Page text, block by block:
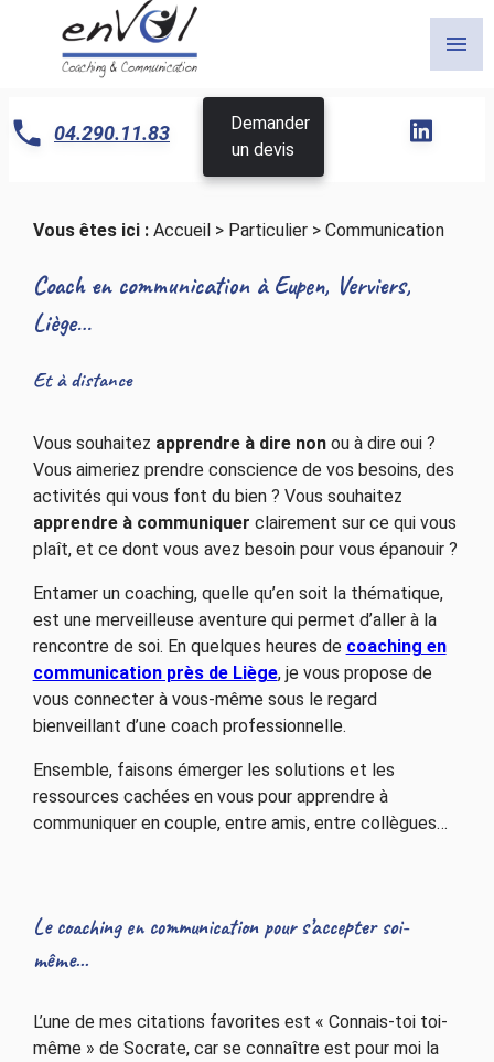
menu
04.290.11.83
Demander
un devis
Vous êtes ici : Accueil> Particulier> Communication
Coach en communication à Eupen, Verviers,
Liège…
Et à distance
Vous souhaitez apprendre à dire nonou à dire oui ?
Vous aimeriez prendre conscience de vos besoins, des
activités qui vous font du bien ? Vous souhaitez
apprendre à communiquer clairement sur ce qui vous
plaît, et ce dont vous avez besoin pour vous épanouir ?
Entamer un coaching, quelle qu’en soit la thématique,
est une merveilleuse aventure qui permet d’aller à la
rencontre de soi. En quelques heures de coaching en
communication près de Liège, je vous propose de
vous connecter à vous-même sous le regard
bienveillant d’une coach professionnelle.
Ensemble, faisons émerger les solutions et les
ressources cachées en vous pour apprendre à
communiquer en couple, entre amis, entre collègues…
Le coaching en communication pour s’accepter soi-
même...
L’une de mes citations favorites est « Connais-toi toi-
même » de Socrate, car se connaître est pour moi la
Panneau de gestion des cookies